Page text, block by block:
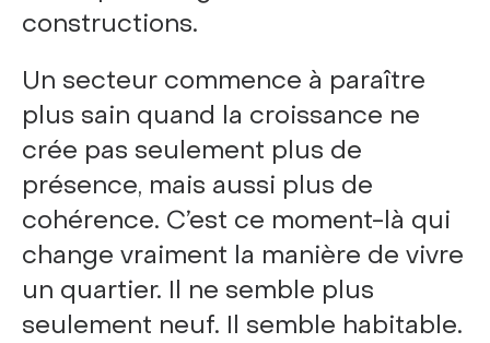
constructions.
Un secteur commence à paraître
plus sain quand la croissance ne
crée pas seulement plus de
présence, mais aussi plus de
cohérence. C’est ce moment-là qui
change vraiment la manière de vivre
un quartier. Il ne semble plus
seulement neuf. Il semble habitable.